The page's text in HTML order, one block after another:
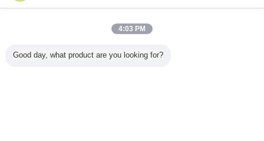
جميع المنتجات
4:03 PM
Good day, what product are you looking for?